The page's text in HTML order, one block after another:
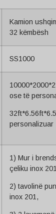
Kamion
32 këmbësh
SS1000
ose të
personalizuar
1) Mur i
çeliku inox
2) tavolinë
inox 201,